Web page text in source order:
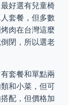
好選有兒童椅
套餐，但多數
肉在台灣這麼
閉，所以選老
套餐和單點兩
和小菜，但可
配，但價格加